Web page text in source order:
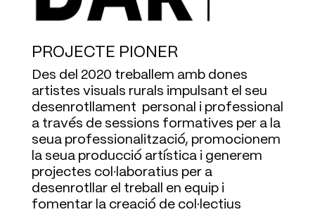
PROJECTE PIONER
Des del 2020 treballem amb dones
artistes visuals rurals impulsant el seu
desenrotllament personal i professional
a través de sessions formatives per a la
seua professionalització, promocionem
la seua producció artística i generem
projectes col·laboratius per a
desenrotllar el treball en equip i
fomentar la creació de col·lectius